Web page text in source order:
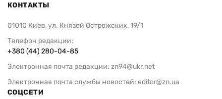
КОНТАКТЫ
01010 Киев, ул. Князей Острожских, 19/1
Телефон редакции:
+380 (44) 280-04-85
Электронная почта редакции: zn94@ukr.net
Электронная почта службы новостей: editor@zn.ua
СОЦСЕТИ